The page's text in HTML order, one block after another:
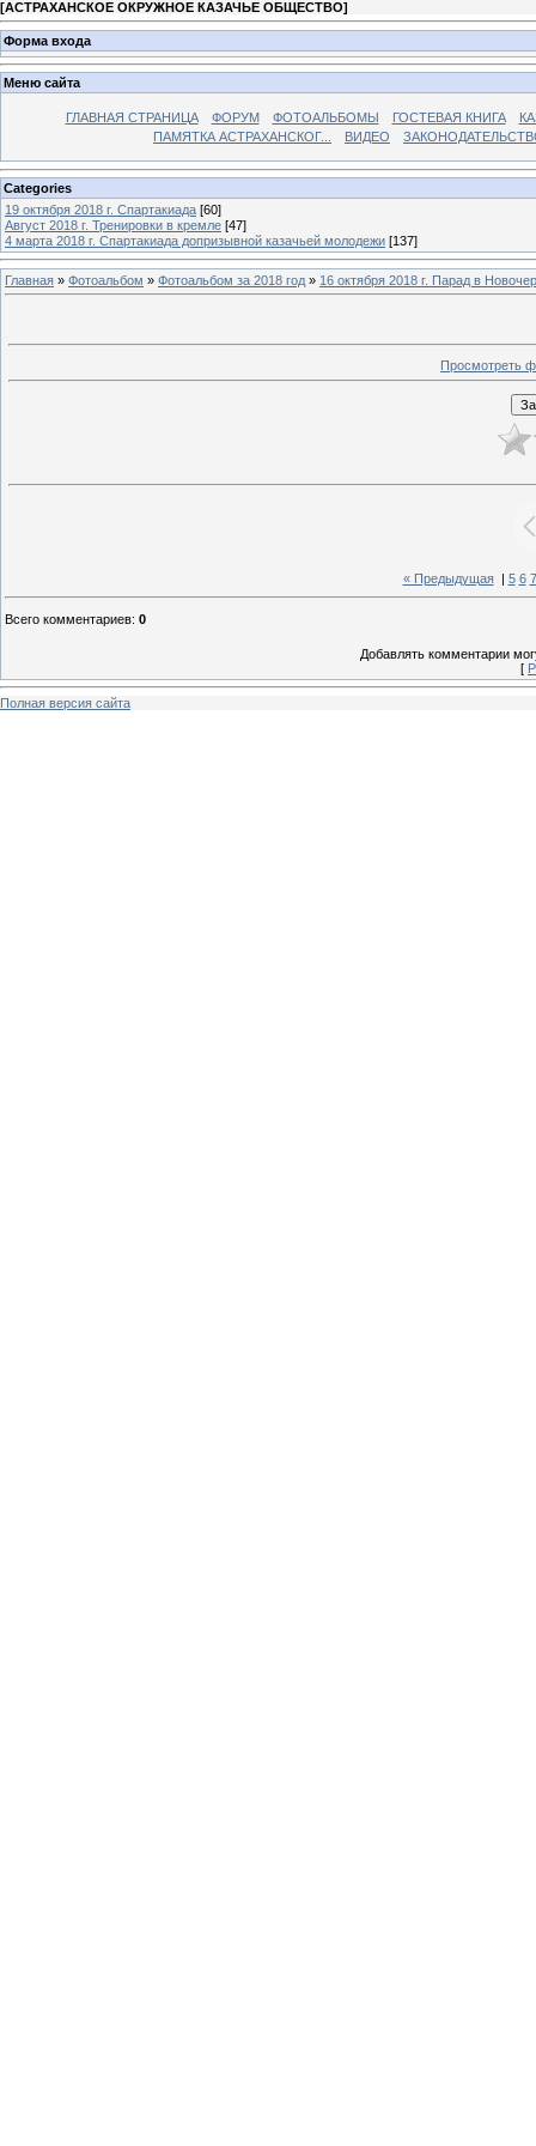
[АСТРАХАНСКОЕ ОКРУЖНОЕ КАЗАЧЬЕ ОБЩЕСТВО]
Форма входа
Меню сайта
ГЛАВНАЯ СТРАНИЦА ФОРУМ ФОТОАЛЬБОМЫ ГОСТЕВАЯ КНИГА
ПАМЯТКА АСТРАХАНСКОГ...
ВИДЕО
Categories
19 октября 2018 г. Спартакиада [60]
Август 2018 г. Тренировки в кремле [47]
4 марта 2018 г. Спартакиада допризывной казачьей молодежи [137]
Главная » Фотоальбом » Фотоальбом за 2018 год » 16 октября 2018 г. Парад в
Просмотреть
« Предыдущая| 5 6 7
Всего комментариев: 0
Добавлять комментарии
[
Полная версия сайта